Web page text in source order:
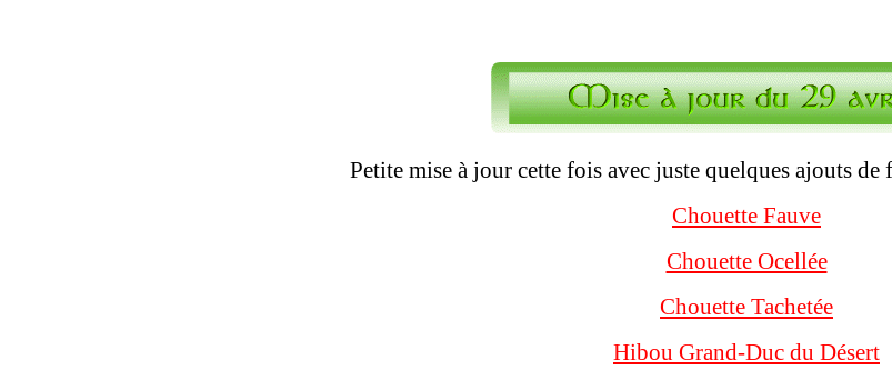
Petite mise à jour cette fois avec juste quelques ajouts de
Chouette Fauve
Chouette Ocellée
Chouette Tachetée
Hibou Grand-Duc du Désert